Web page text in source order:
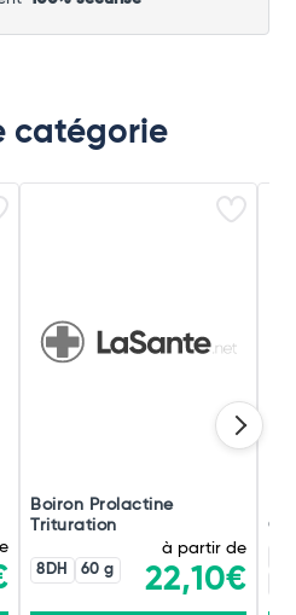
catégorie
Boiron Prolactine
Trituration
8DH 60 g
à partir de
22,10€